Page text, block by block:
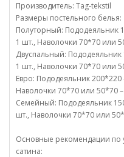
Производитель: Tag-tekstil
Размеры постельного белья:
Полуторный: Пододеяльник
1 шт., Наволочки 70*70 или
Двуспальный:
1 шт., Наволочки 70*70 или
Евро: Пододеяльник
Наволочки 70*70 или 50*70
Семейный: Пододеяльник
шт., Наволочки 70*70 или
Основные рекомендации по
сатина: